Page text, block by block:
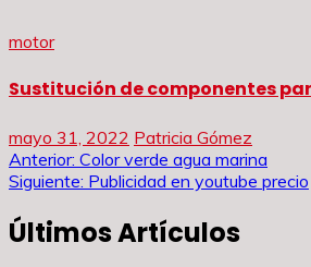
motor
Sustitución de componentes
mayo 31, 2022 Patricia Gómez
Navegación
entradas
Anterior: Color verde agua marina
Siguiente: Publicidad en youtube precio
Últimos Artículos